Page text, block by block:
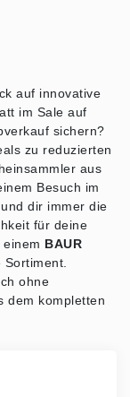
auf innovative
im Sale auf
sichern?
zu reduzierten
aus
Besuch im
dir immer die
für deine
BAUR
ohne
dem kompletten